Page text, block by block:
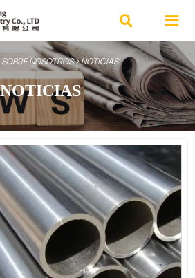
 
SOBRE NOSOTROS>NOTICIAS
NOTICIAS